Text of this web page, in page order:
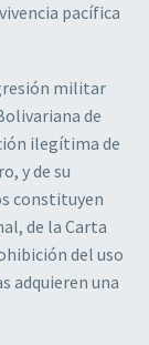
pacífica
militar
de
ilegítima de
y de su
constituyen
de la Carta
del uso
adquieren una